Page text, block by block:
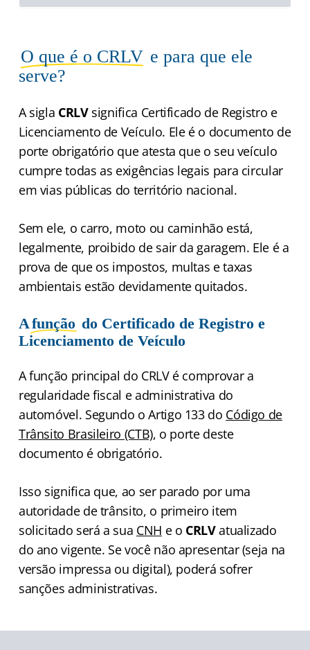
O que é o CRLV e para que ele
serve?
A sigla CRLVsignifica Certificado de Registro e
Licenciamento de Veículo. Ele é o documento de
porte obrigatório que atesta que o seu veículo
cumpre todas as exigências legais para circular
em vias públicas do território nacional.
Sem ele, o carro, moto ou caminhão está,
legalmente, proibido de sair da garagem. Ele é a
prova de que os impostos, multas e taxas
ambientais estão devidamente quitados.
Afunção do Certificado de Registro e
Licenciamento de Veículo
A função principal do CRLV é comprovar a
regularidade fiscal e administrativa do
automóvel. Segundo o Artigo 133 do Código de
Trânsito Brasileiro (CTB), o porte deste
documento é obrigatório.
Isso significa que, ao ser parado por uma
autoridade de trânsito, o primeiro item
solicitado será a sua CNH e o CRLVatualizado
do ano vigente. Se você não apresentar (seja na
versão impressa ou digital), poderá sofrer
sanções administrativas.